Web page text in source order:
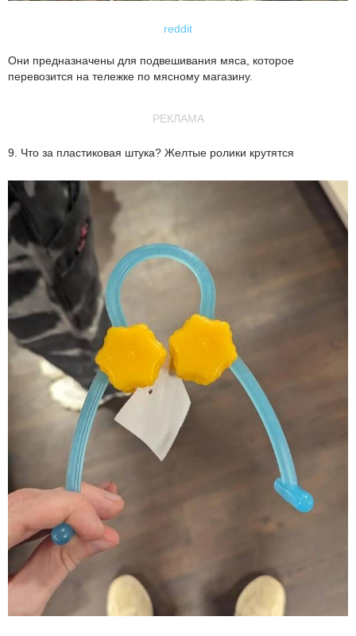
reddit
Они предназначены для подвешивания мяса, которое
перевозится на тележке по мясному магазину.
РЕКЛАМА
9. Что за пластиковая штука? Желтые ролики крутятся